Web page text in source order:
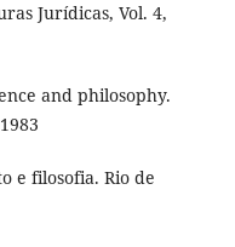
Jurídicas, Vol. 4,
and philosophy.
e filosofia. Rio de